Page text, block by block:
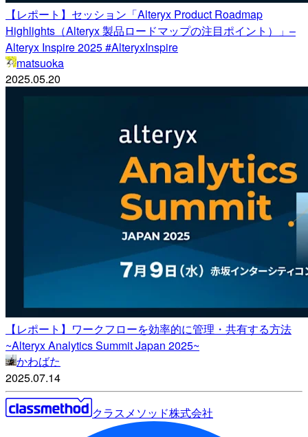
【レポート】セッション「Alteryx Product Roadmap
Highlights（Alteryx 製品ロードマップの注目ポイント）」–
Alteryx Inspire 2025 #AlteryxInspire
matsuoka
2025.05.20
【レポート】ワークフローを効率的に管理・共有する方法
~Alteryx Analytics Summit Japan 2025~
かわばた
2025.07.14
クラスメソッド株式会社